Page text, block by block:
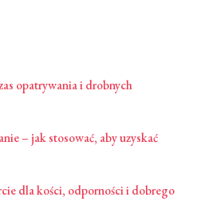
opatrywania i drobnych
– jak stosować, aby uzyskać
dla kości, odporności i dobrego